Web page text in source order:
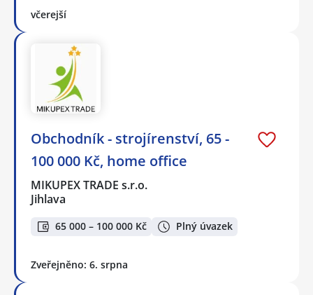
včerejší
Obchodník - strojírenství, 65 -
100 000 Kč, home office
MIKUPEX TRADE s.r.o.
Jihlava
65 000 – 100 000 Kč Plný úvazek
Zveřejněno: 6. srpna